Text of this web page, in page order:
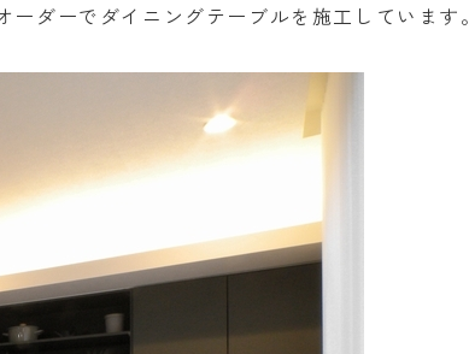
ダーでダイニングテーブルを施工しています。